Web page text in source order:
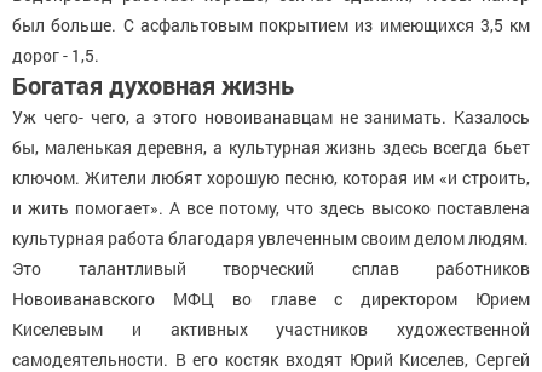
был больше. С асфальтовым покрытием из имеющихся 3,5 км
дорог - 1,5.
Богатая духовная жизнь
Уж чего- чего, а этого новоиванавцам не занимать. Казалось
бы, маленькая деревня, а культурная жизнь здесь всегда бьет
ключом. Жители любят хорошую песню, которая им «и строить,
и жить помогает». А все потому, что здесь высоко поставлена
культурная работа благодаря увлеченным своим делом людям.
Это талантливый творческий сплав работников
Новоиванавского МФЦ во главе с директором Юрием
Киселевым и активных участников художественной
самодеятельности. В его костяк входят Юрий Киселев, Сергей